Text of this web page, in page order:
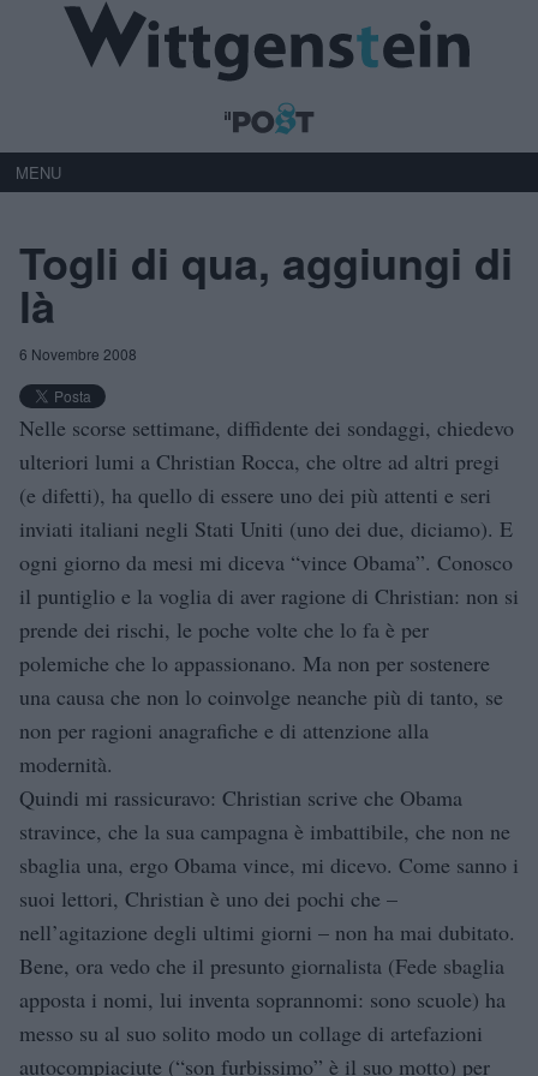
MENU
Togli di qua, aggiungi di
là
6 Novembre 2008
Nelle scorse settimane, diffidente dei sondaggi, chiedevo
ulteriori lumi a Christian Rocca, che oltre ad altri pregi
(e difetti), ha quello di essere uno dei più attenti e seri
inviati italiani negli Stati Uniti (uno dei due, diciamo). E
ogni giorno da mesi mi diceva “vince Obama”. Conosco
il puntiglio e la voglia di aver ragione di Christian: non si
prende dei rischi, le poche volte che lo fa è per
polemiche che lo appassionano. Ma non per sostenere
una causa che non lo coinvolge neanche più di tanto, se
non per ragioni anagrafiche e di attenzione alla
modernità.
Quindi mi rassicuravo: Christian scrive che Obama
stravince, che la sua campagna è imbattibile, che non ne
sbaglia una, ergo Obama vince, mi dicevo. Come sanno i
suoi lettori, Christian è uno dei pochi che –
nell’agitazione degli ultimi giorni – non ha mai dubitato.
Bene, ora vedo che il presunto giornalista (Fede sbaglia
apposta i nomi, lui inventa soprannomi: sono scuole) ha
messo su al suo solito modo un collage di artefazioni
autocompiaciute (“son furbissimo” è il suo motto) per